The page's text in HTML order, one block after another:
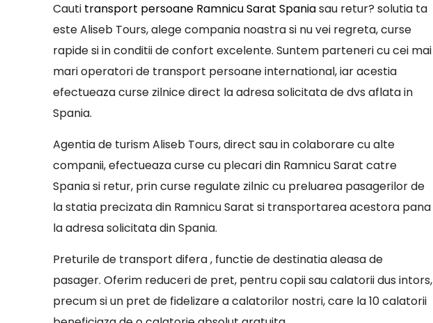
Cauti transport persoane Ramnicu Sarat Spaniasau retur? solutia ta
este Aliseb Tours, alege compania noastra si nu vei regreta, curse
rapide si in conditii de confort excelente. Suntem parteneri cu cei mai
mari operatori de transport persoane international, iar acestia
efectueaza curse zilnice direct la adresa solicitata de dvs aflata in
Spania.
Agentia de turism Aliseb Tours, direct sau in colaborare cu alte
companii, efectueaza curse cu plecari din Ramnicu Sarat catre
Spania si retur, prin curse regulate zilnic cu preluarea pasagerilor de
la statia precizata din Ramnicu Sarat si transportarea acestora pana
la adresa solicitata din Spania.
Preturile de transport difera , functie de destinatia aleasa de
pasager. Oferim reduceri de pret, pentru copii sau calatorii dus intors,
precum si un pret de fidelizare a calatorilor nostri, care la 10 calatorii